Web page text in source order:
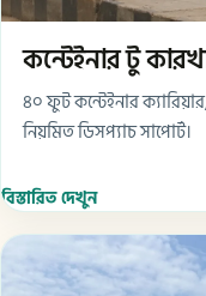
কন্টেইনার টু
৪০ ফুট কন্টেইনার
নিয়মিত ডিসপ্যাচ সাপোর্ট।
বিস্তারিত দেখুন